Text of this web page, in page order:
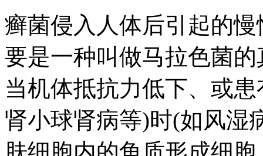
癣菌侵入人体后引起的
要是一种叫做马拉色菌
当机体抵抗力低下、或
肾小球肾病等)时(如风湿